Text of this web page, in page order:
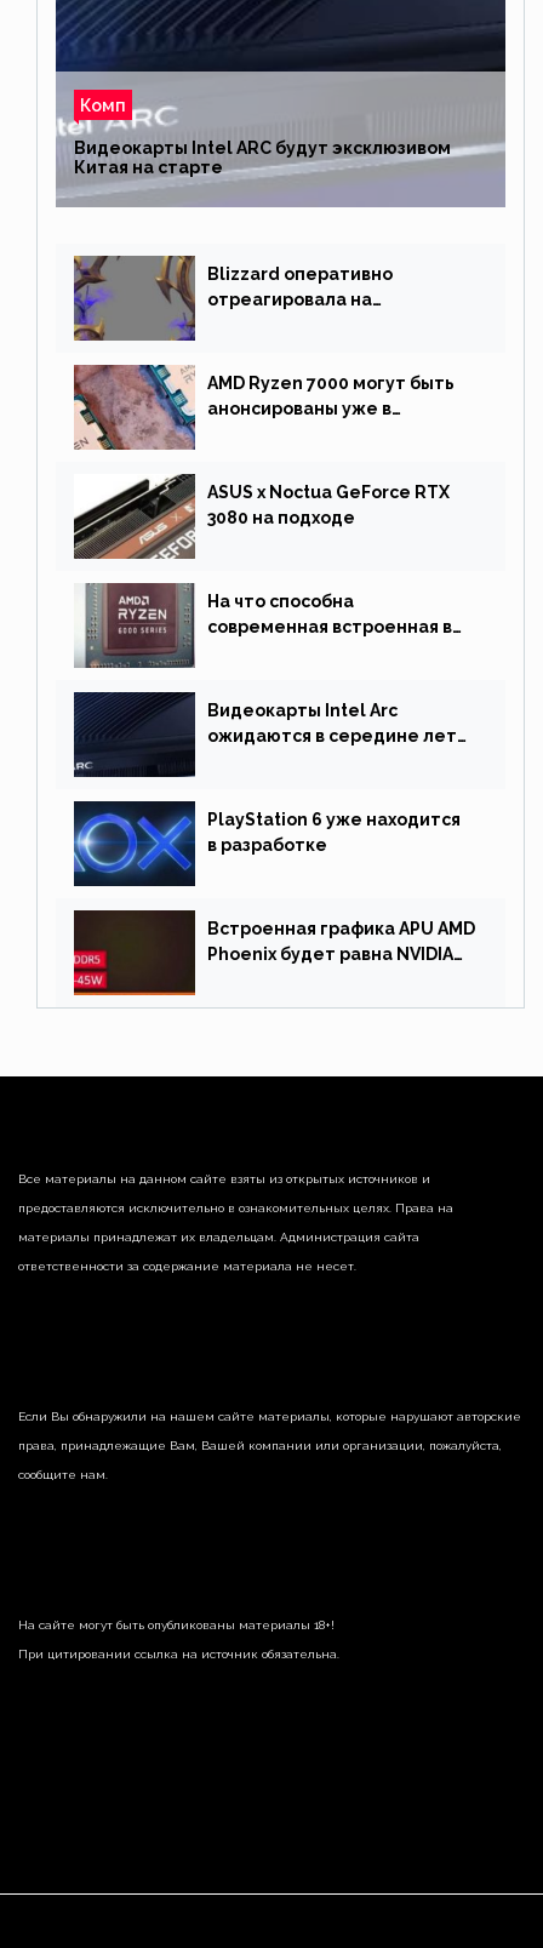
Комп
Видеокарты Intel ARC будут эксклюзивом
Китая на старте
Blizzard оперативно
отреагировала на
AMD Ryzen 7000 могут быть
анонсированы уже в
ASUS x Noctua GeForce RTX
3080 на подходе
На что способна
современная встроенная в
Видеокарты Intel Arc
ожидаются в середине лета.
PlayStation 6 уже находится
в разработке
Встроенная графика APU AMD
Phoenix будет равна NVIDIA
Все материалы на данном сайте взяты из открытых источников и
предоставляются исключительно в ознакомительных целях. Права на
материалы принадлежат их владельцам. Администрация сайта
ответственности за содержание материала не несет.
Если Вы обнаружили на нашем сайте материалы, которые нарушают авторские
права, принадлежащие Вам, Вашей компании или организации, пожалуйста,
сообщите нам.
На сайте могут быть опубликованы материалы 18+!
При цитировании ссылка на источник обязательна.